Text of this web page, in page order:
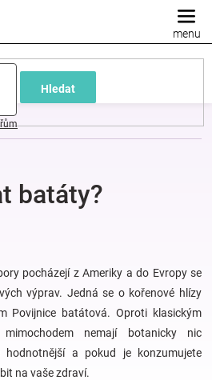
Hledat
batáty?
pocházejí z Ameriky a do Evropy se
výprav. Jedná se o kořenové hlízy
Povijnice batátová. Oproti klasickým
nemají botanicky nic
hodnotnější a pokud je konzumujete
na vaše zdraví.